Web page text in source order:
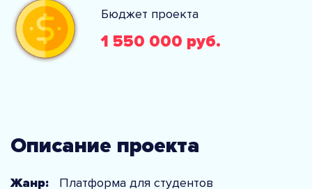
Бюджет проекта
1 550 000 руб.
Описание проекта
Жанр:
Платформа для студентов